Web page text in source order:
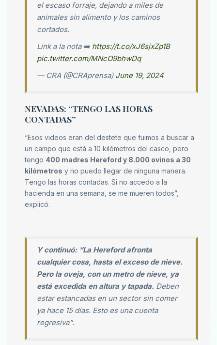
el escaso forraje, dejando a miles de
animales sin alimento y los caminos
cortados.
Link a la nota ➡️ https://t.co/xJ6sjxZp1B
pic.twitter.com/MNcO9bhwDq
— CRA (@CRAprensa) June 19, 2024
NEVADAS: “TENGO LAS HORAS
CONTADAS”
“Esos videos eran del destete que fuimos a buscar a
un campo que está a 10 kilómetros del casco, pero
tengo 400 madres Hereford y 8.000 ovinos a 30
kilómetros y no puedo llegar de ninguna manera.
Tengo las horas contadas. Si no accedo a la
hacienda en una semana, se me mueren todos”,
explicó.
Y continuó: “La Hereford afronta
cualquier cosa, hasta el exceso de nieve.
Pero la oveja, con un metro de nieve, ya
está excedida en altura y tapada. Deben
estar estancadas en un sector sin comer
ya hace 15 días. Esto es una cuenta
regresiva”.